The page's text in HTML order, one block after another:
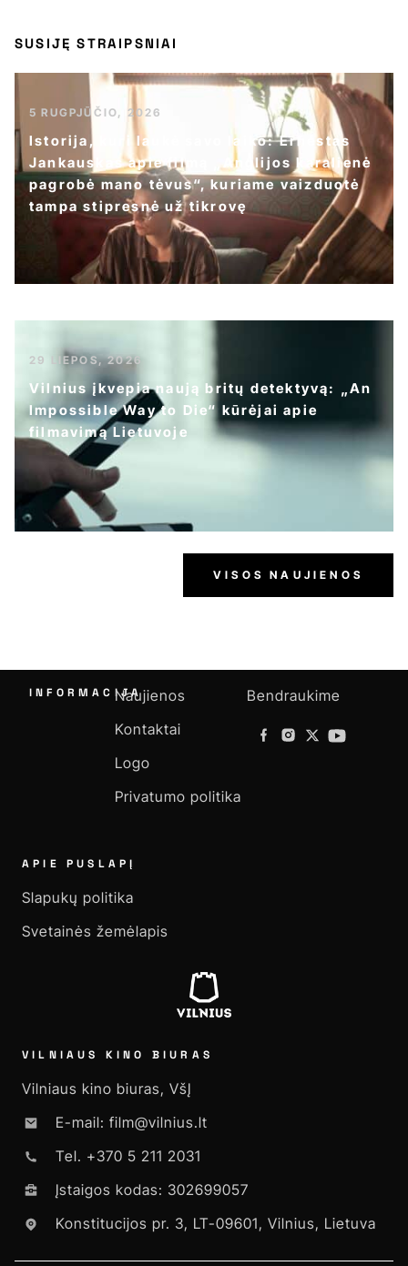
SUSIJĘ STRAIPSNIAI
5 RUGPJŪČIO, 2026
Istorija, kuri laukė savo laiko: Ernestas
Jankauskas apie filmą „Anglijos karalienė
pagrobė mano tėvus“, kuriame vaizduotė
tampa stipresnė už tikrovę
29 LIEPOS, 2026
Vilnius įkvepia naują britų detektyvą: „An
Impossible Way to Die“ kūrėjai apie
filmavimą Lietuvoje
VISOS NAUJIENOS
INFORMACIJANaujienos
Kontaktai
Logo
Privatumo politika
Bendraukime
APIE PUSLAPĮ
Slapukų politika
Svetainės žemėlapis
VILNIAUS KINO BIURAS
Vilniaus kino biuras, VšĮ
E-mail: film@vilnius.lt
Tel. +370 5 211 2031
Įstaigos kodas: 302699057
Konstitucijos pr. 3, LT-09601, Vilnius, Lietuva